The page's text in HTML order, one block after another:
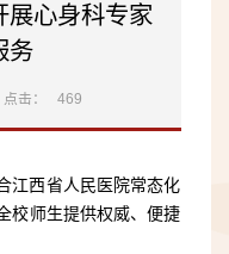
展心身科专家
务
点击： 469
江西省人民医院常态化
校师生提供权威、便捷